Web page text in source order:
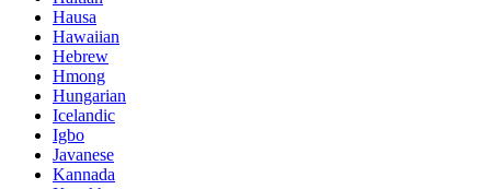
Hausa
Hawaiian
Hebrew
Hmong
Hungarian
Icelandic
Igbo
Javanese
Kannada